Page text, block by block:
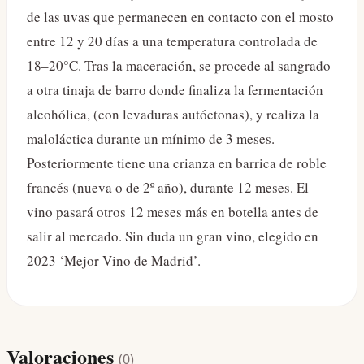
de las uvas que permanecen en contacto con el mosto
entre 12 y 20 días a una temperatura controlada de
18–20°C. Tras la maceración, se procede al sangrado
a otra tinaja de barro donde finaliza la fermentación
alcohólica, (con levaduras autóctonas), y realiza la
maloláctica durante un mínimo de 3 meses.
Posteriormente tiene una crianza en barrica de roble
francés (nueva o de 2º año), durante 12 meses. El
vino pasará otros 12 meses más en botella antes de
salir al mercado. Sin duda un gran vino, elegido en
2023 ‘Mejor Vino de Madrid’.
Valoraciones (0)